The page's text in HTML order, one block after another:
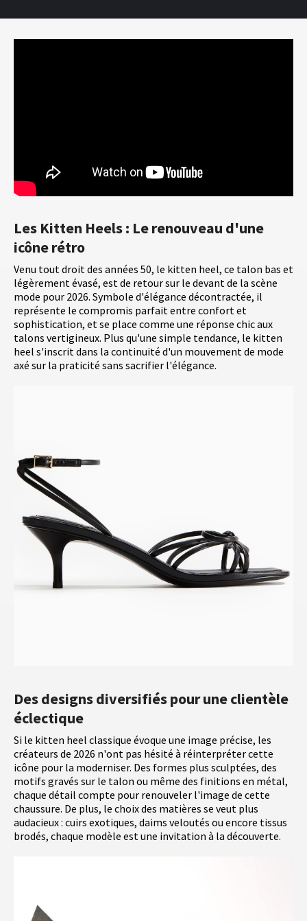
Les Kitten Heels : Le renouveau d'une
icône rétro
Venu tout droit des années 50, le kitten heel, ce talon bas et
légèrement évasé, est de retour sur le devant de la scène
mode pour 2026. Symbole d'élégance décontractée, il
représente le compromis parfait entre confort et
sophistication, et se place comme une réponse chic aux
talons vertigineux. Plus qu'une simple tendance, le kitten
heel s'inscrit dans la continuité d'un mouvement de mode
axé sur la praticité sans sacrifier l'élégance.
Des designs diversifiés pour une clientèle
éclectique
Si le kitten heel classique évoque une image précise, les
créateurs de 2026 n'ont pas hésité à réinterpréter cette
icône pour la moderniser. Des formes plus sculptées, des
motifs gravés sur le talon ou même des finitions en métal,
chaque détail compte pour renouveler l'image de cette
chaussure. De plus, le choix des matières se veut plus
audacieux : cuirs exotiques, daims veloutés ou encore tissus
brodés, chaque modèle est une invitation à la découverte.